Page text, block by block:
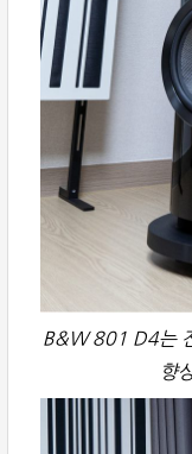
B&W 801 D4는
향